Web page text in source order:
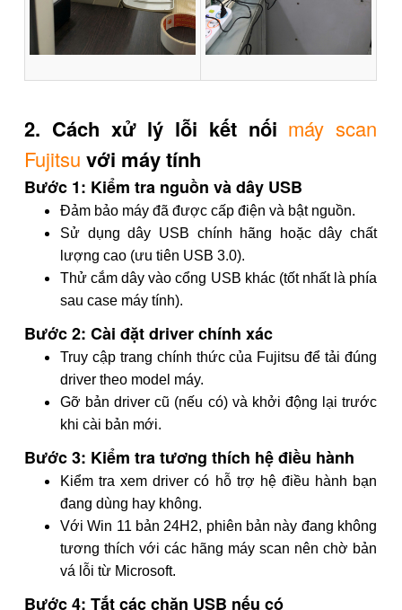
2. Cách xử lý lỗi kết nối máy scan
Fujitsu với máy tính
Bước 1: Kiểm tra nguồn và dây USB
Đảm bảo máy đã được cấp điện và bật nguồn.
Sử dụng dây USB chính hãng hoặc dây chất
lượng cao (ưu tiên USB 3.0).
Thử cắm dây vào cổng USB khác (tốt nhất là phía
sau case máy tính).
Bước 2: Cài đặt driver chính xác
Truy cập trang chính thức của Fujitsu để tải đúng
driver theo model máy.
Gỡ bản driver cũ (nếu có) và khởi động lại trước
khi cài bản mới.
Bước 3: Kiểm tra tương thích hệ điều hành
Kiểm tra xem driver có hỗ trợ hệ điều hành bạn
đang dùng hay không.
Với Win 11 bản 24H2, phiên bản này đang không
tương thích với các hãng máy scan nên chờ bản
vá lỗi từ Microsoft.
Bước 4: Tắt các chặn USB nếu có